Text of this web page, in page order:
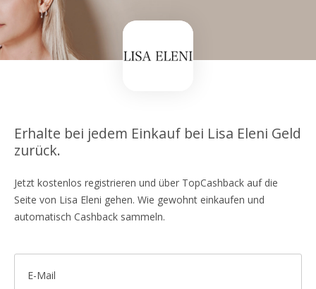
Erhalte bei jedem Einkauf bei Lisa Eleni Geld
zurück.
Jetzt kostenlos registrieren und über TopCashback auf die
Seite von Lisa Eleni gehen. Wie gewohnt einkaufen und
automatisch Cashback sammeln.
E-Mail